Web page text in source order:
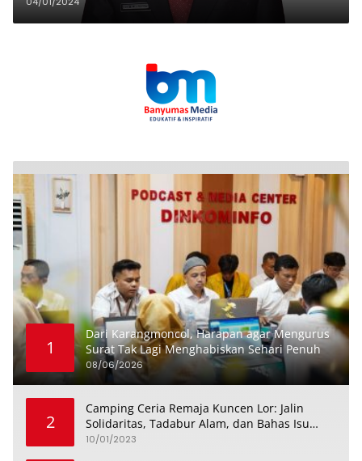
1
Dari Karangmoncol, Harapan agar Mengurus
Surat Tak Lagi Menghabiskan Sehari Penuh
08/06/2026
2
Camping Ceria Remaja Kuncen Lor: Jalin
Solidaritas, Tadabur Alam, dan Bahas Isu
Keremajaan
10/01/2023